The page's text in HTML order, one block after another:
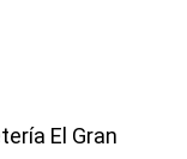
El Gran